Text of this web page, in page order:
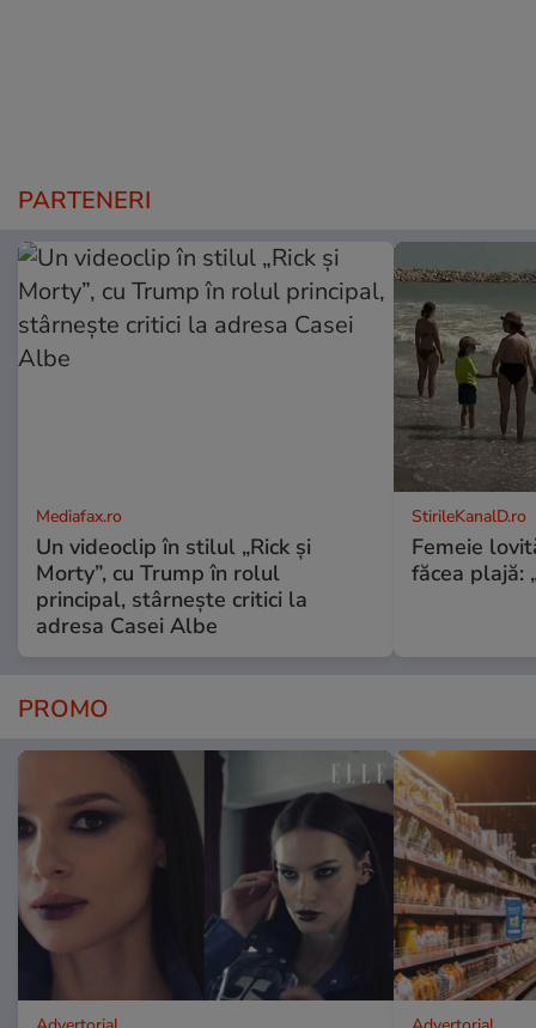
PARTENERI
Mediafax.ro
Un videoclip în stilul „Rick și
Morty”, cu Trump în rolul
principal, stârnește critici la
adresa Casei Albe
StirileKanalD.ro
Femeie
făcea plajă:
PROMO